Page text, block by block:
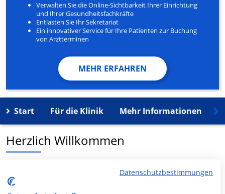
Verwalten Sie die Online-Sichtbarkeit Ihrer Einrichtung
und Ihrer Gesundheitsfachkräfte
Entlasten Sie Ihr Sekretariat
Ein innovativer Service für Ihre Patienten zur Buchung
von Arztterminen
MEHR ERFAHREN
Start Für die Klinik Mehr Informationen
Herzlich Willkommen
MVZ für Allgem.Medizin Bonn in der Mainzer Str. 45 ist
ein medizinisches Versorgungszentrum in Bonn.
Datenschutzbestimmungen